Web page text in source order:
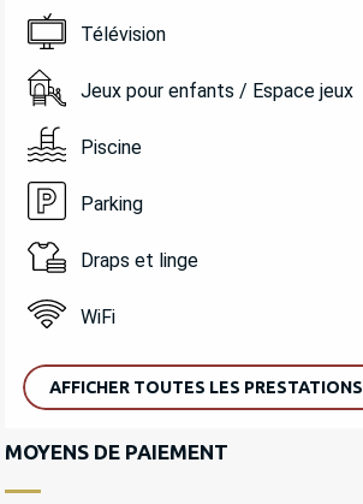
Télévision
Jeux pour enfants / Espace jeux
Piscine
Parking
Draps et linge
WiFi
AFFICHER TOUTES LES PRESTATIONS
MOYENS DE PAIEMENT